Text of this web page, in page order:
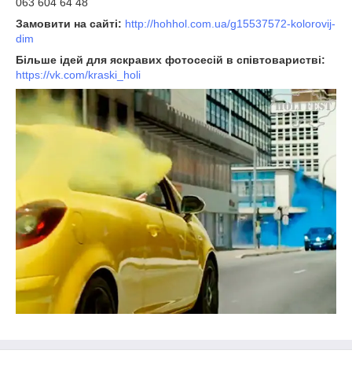
Замовити на сайті: http://hohhol.com.ua/g15537572-kolorovij-
dim
Більше ідей для яскравих фотосесій в співтоваристві:
https://vk.com/kraski_holi